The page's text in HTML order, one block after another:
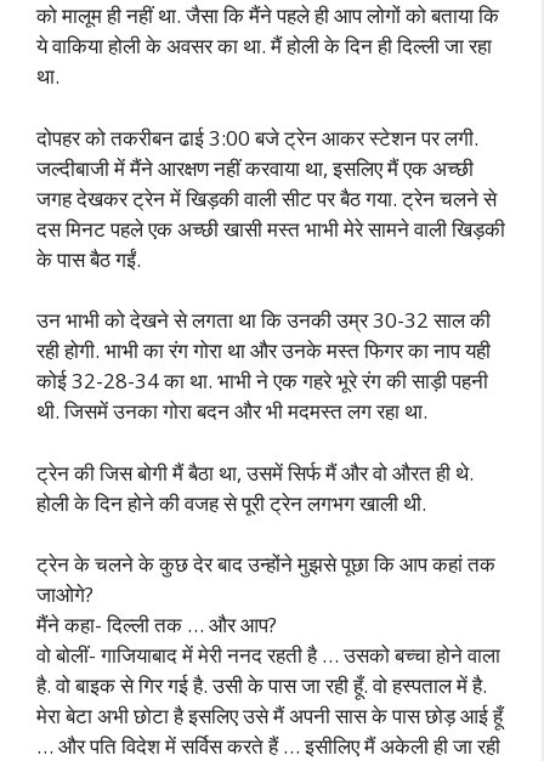
को मालूम ही नहीं था. जैसा कि मैंने पहले ही आप लोगों को बताया कि
ये वाकिया होली के अवसर का था. मैं होली के दिन ही दिल्ली जा रहा
था.
दोपहर को तकरीबन ढाई 3:00 बजे ट्रेन आकर स्टेशन पर लगी.
जल्दीबाजी में मैंने आरक्षण नहीं करवाया था, इसलिए मैं एक अच्छी
जगह देखकर ट्रेन में खिड़की वाली सीट पर बैठ गया. ट्रेन चलने से
दस मिनट पहले एक अच्छी खासी मस्त भाभी मेरे सामने वाली खिड़की
के पास बैठ गईं.
उन भाभी को देखने से लगता था कि उनकी उम्र 30-32 साल की
रही होगी. भाभी का रंग गोरा था और उनके मस्त फिगर का नाप यही
कोई 32-28-34 का था. भाभी ने एक गहरे भूरे रंग की साड़ी पहनी
थी. जिसमें उनका गोरा बदन और भी मदमस्त लग रहा था.
ट्रेन की जिस बोगी मैं बैठा था, उसमें सिर्फ मैं और वो औरत ही थे.
होली के दिन होने की वजह से पूरी ट्रेन लगभग खाली थी.
ट्रेन के चलने के कुछ देर बाद उन्होंने मुझसे पूछा कि आप कहां तक
जाओगे?
मैंने कहा- दिल्ली तक … और आप?
वो बोलीं- गाजियाबाद में मेरी ननद रहती है … उसको बच्चा होने वाला
है. वो बाइक से गिर गई है. उसी के पास जा रही हूँ. वो हस्पताल में है.
मेरा बेटा अभी छोटा है इसलिए उसे मैं अपनी सास के पास छोड़ आई हूँ
… और पति विदेश में सर्विस करते हैं … इसीलिए मैं अकेली ही जा रही